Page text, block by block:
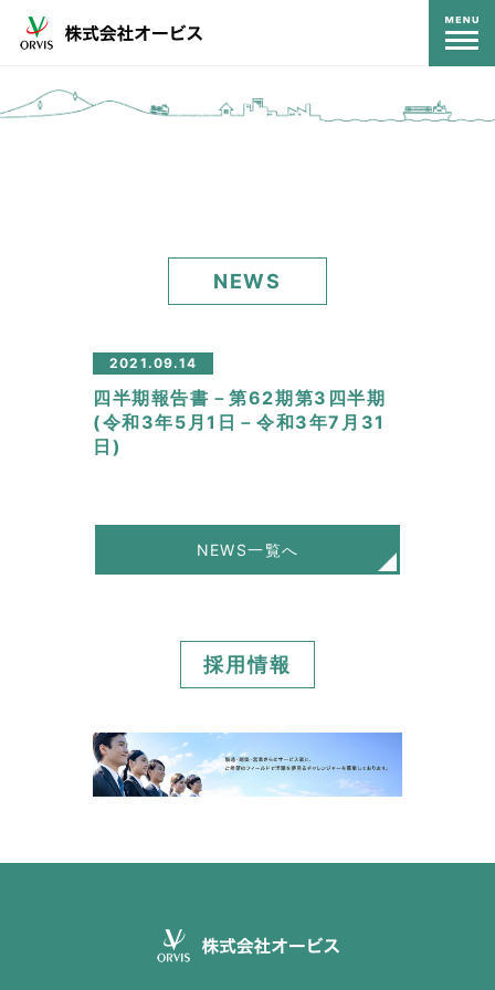
NEWS
2021.09.14
四半期報告書－第62期第3四半期
(令和3年5月1日－令和3年7月31
日)
NEWS一覧へ
採用情報